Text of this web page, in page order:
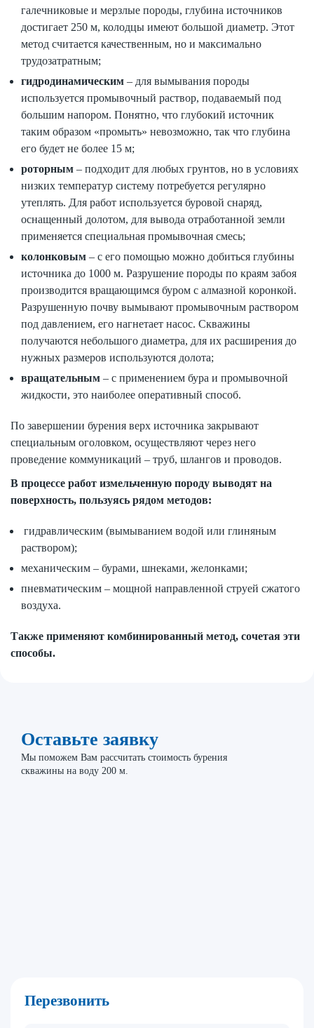
галечниковые и мерзлые породы, глубина источников
достигает 250 м, колодцы имеют большой диаметр. Этот
метод считается качественным, но и максимально
трудозатратным;
гидродинамическим – для вымывания породы
используется промывочный раствор, подаваемый под
большим напором. Понятно, что глубокий источник
таким образом «промыть» невозможно, так что глубина
его будет не более 15 м;
роторным – подходит для любых грунтов, но в условиях
низких температур систему потребуется регулярно
утеплять. Для работ используется буровой снаряд,
оснащенный долотом, для вывода отработанной земли
применяется специальная промывочная смесь;
колонковым – с его помощью можно добиться глубины
источника до 1000 м. Разрушение породы по краям забоя
производится вращающимся буром с алмазной коронкой.
Разрушенную почву вымывают промывочным раствором
под давлением, его нагнетает насос. Скважины
получаются небольшого диаметра, для их расширения до
нужных размеров используются долота;
вращательным – с применением бура и промывочной
жидкости, это наиболее оперативный способ.
По завершении бурения верх источника закрывают
специальным оголовком, осуществляют через него
проведение коммуникаций – труб, шлангов и проводов.
В процессе работ измельченную породу выводят на
поверхность, пользуясь рядом методов:
гидравлическим (вымыванием водой или глиняным
раствором);
механическим – бурами, шнеками, желонками;
пневматическим – мощной направленной струей сжатого
воздуха.
Также применяют комбинированный метод, сочетая эти
способы.
Оставьте заявку
Мы поможем Вам рассчитать стоимость бурения
скважины на воду 200 м.
Перезвонить